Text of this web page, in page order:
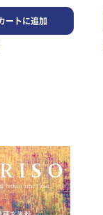
ートに追加